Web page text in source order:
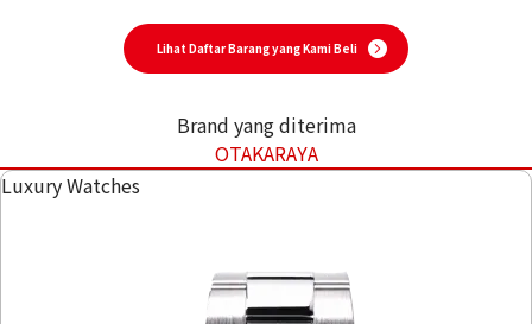
Promo sedang berlangsung!
Lihat Daftar Barang yang Kami Beli
Brand yang diterima
OTAKARAYA
Luxury Watches